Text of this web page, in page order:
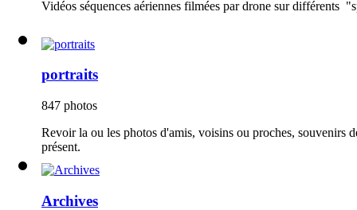
Vidéos séquences aériennes filmées par drone sur différents
portraits
847 photos
Revoir la ou les photos d'amis, voisins ou proches, souvenirs
présent.
Archives